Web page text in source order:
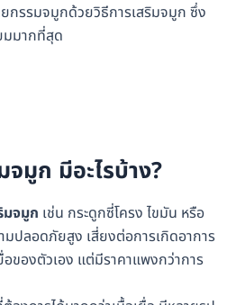
กรรมจมูกด้วยวิธีการเสริมจมูก ซึ่ง
มากที่สุด
จมูก มีอะไรบ้าง?
มจมูก เช่น กระดูกซี่โครง ไขมัน หรือ
ปลอดภัยสูง เสี่ยงต่อการเกิดอาการ
อของตัวเอง แต่มีราคาแพงกว่าการ